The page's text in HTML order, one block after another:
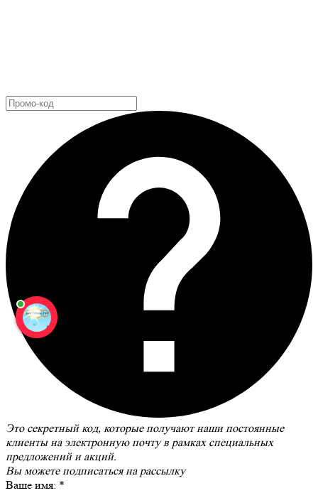
Это секретный код, которые получают наши постоянные
клиенты на электронную почту в рамках специальных
предложений и акций.
Вы можетеподписаться на рассылку
Ваше имя: *